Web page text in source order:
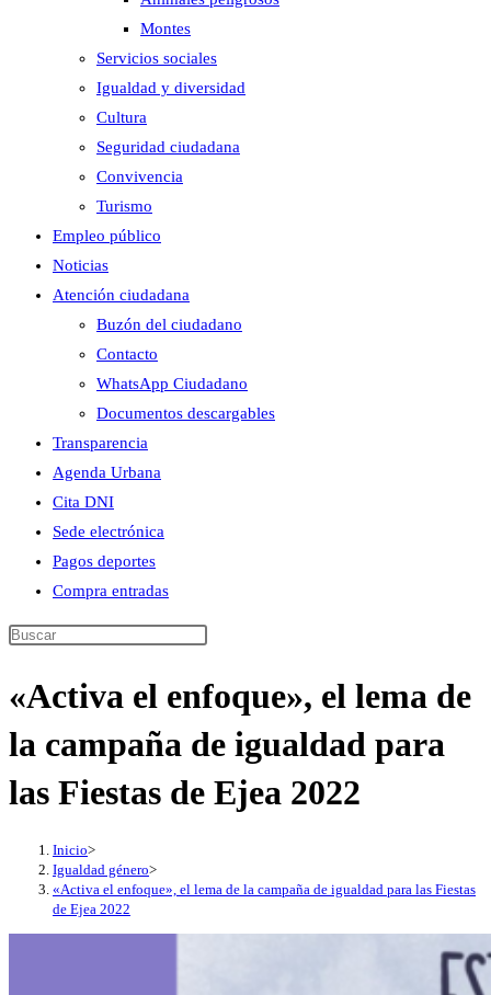
Montes
Servicios sociales
Igualdad y diversidad
Cultura
Seguridad ciudadana
Convivencia
Turismo
Empleo público
Noticias
Atención ciudadana
Buzón del ciudadano
Contacto
WhatsApp Ciudadano
Documentos descargables
Transparencia
Agenda Urbana
Cita DNI
Sede electrónica
Pagos deportes
Compra entradas
Buscar
«Activa el enfoque», el lema de
la campaña de igualdad para
las Fiestas de Ejea 2022
Inicio>
Igualdad género>
«Activa el enfoque», el lema de la campaña de igualdad para las Fiestas
de Ejea 2022